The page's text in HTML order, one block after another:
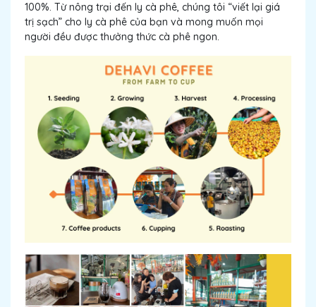
100%. Từ nông trại đến ly cà phê, chúng tôi “viết lại giá
trị sạch” cho ly cà phê của bạn và mong muốn mọi
người đều được thưởng thức cà phê ngon.